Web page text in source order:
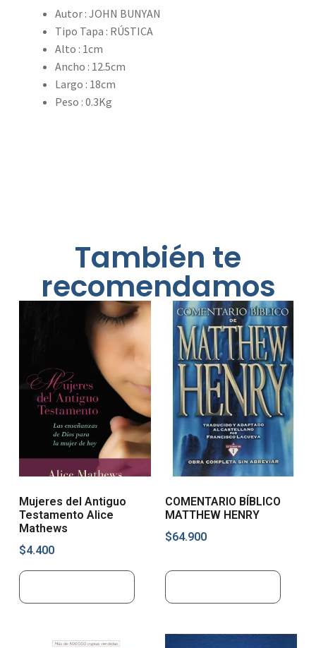
Autor : JOHN BUNYAN
Tipo Tapa : RÚSTICA
Alto : 1cm
Ancho : 12.5cm
Largo : 18cm
Peso : 0.3Kg
También te
recomendamos
Mujeres del Antiguo
Testamento Alice
Mathews
$4.400
COMENTARIO BÍBLICO
MATTHEW HENRY
$64.900